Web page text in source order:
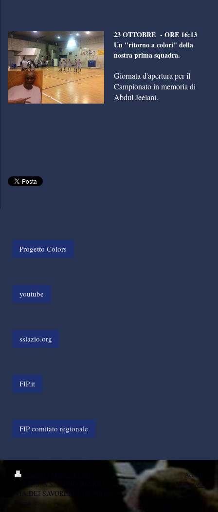
23 OTTOBRE - ORE 16:13
Un "ritorno a colori" della
nostra prima squadra.
Giornata d'apertura per il
Campionato in memoria di
Abdul Jeelani.
Progetto Colors
youtube
sslazio.org
FIP.it
FIP comitato regionale
© A.D.S. S.S. LAZIO BASKET
VIA DEI SAVORELLI 120 00165
Roma
Accedi
Vista web